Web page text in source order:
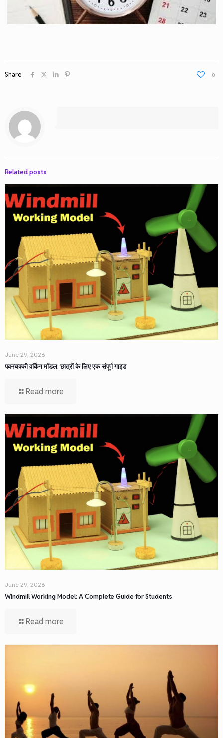
Share 0
Related posts
June 29, 2026
पवनचक्की वर्किंग मॉडल: छात्रों के लिए एक संपूर्ण गाइड
Read more
June 29, 2026
Windmill Working Model: A Complete Guide for Students
Read more